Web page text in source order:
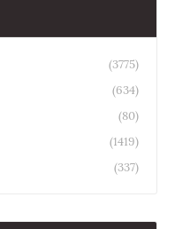
(3775)
(634)
(80)
(1419)
(337)